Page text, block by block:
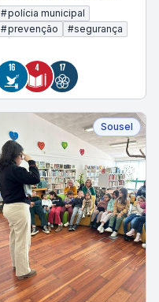
#polícia municipal
#prevenção #segurança
Sousel